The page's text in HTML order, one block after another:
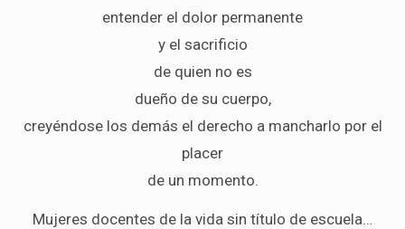
entender el dolor permanente
y el sacrificio
de quien no es
dueño de su cuerpo,
creyéndose los demás el derecho a mancharlo por el
placer
de un momento.
Mujeres docentes de la vida sin título de escuela…